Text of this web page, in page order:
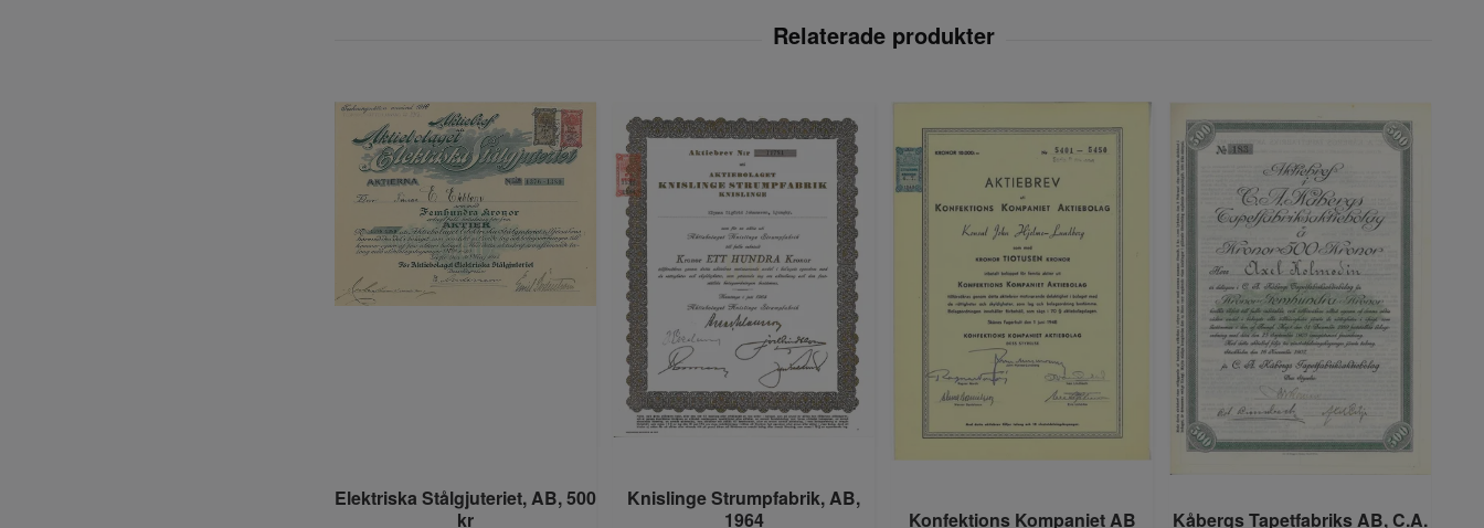
Elektriska Stålgjuteriet, AB, 500
kr
Knislinge Strumpfabrik, AB,
1964
Konfektions Kompaniet AB Kåbergs Tapetfabriks AB, C.A.